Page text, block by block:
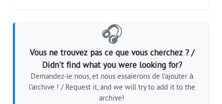
🎧
Vous ne trouvez pas ce que vous cherchez ? /
Didn't find what you were looking for?
Demandez-le nous, et nous essaierons de l'ajouter à
l'archive ! / Request it, and we will try to add it to the
archive!